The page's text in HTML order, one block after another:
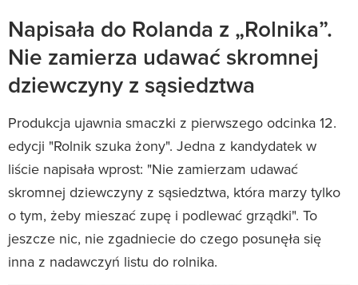
Napisała do Rolanda z „Rolnika”.
Nie zamierza udawać skromnej
dziewczyny z sąsiedztwa
Produkcja ujawnia smaczki z pierwszego odcinka 12.
edycji "Rolnik szuka żony". Jedna z kandydatek w
liście napisała wprost: "Nie zamierzam udawać
skromnej dziewczyny z sąsiedztwa, która marzy tylko
o tym, żeby mieszać zupę i podlewać grządki". To
jeszcze nic, nie zgadniecie do czego posunęła się
inna z nadawczyń listu do rolnika.